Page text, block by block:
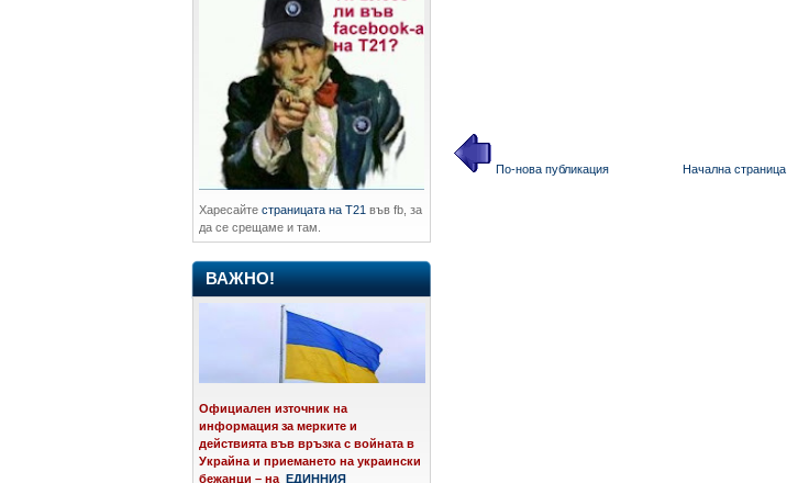
Харесайте страницата на Т21 във fb, за
да се срещаме и там.
ВАЖНО!
Официален източник на
информация за мерките и
действията във връзка с войната в
Украйна и приемането на украински
бежанци – на
ЕДИННИЯ
По-нова публикация Начална страница